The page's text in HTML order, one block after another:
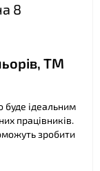
8
ТМ
буде ідеальним
працівників.
зробити